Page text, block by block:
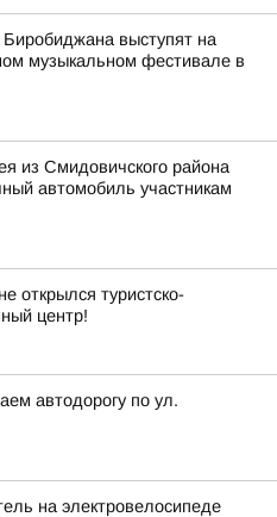
выступят на
музыкальном фестивале в
из Смидовичского района
автомобиль участникам
открылся туристско-
центр!
автодорогу по ул.
на электровелосипеде